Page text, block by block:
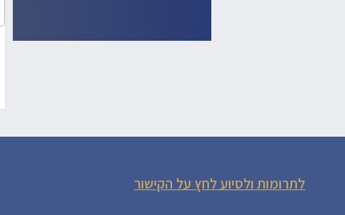
לתרומות ולסיוע לחץ על הקישור